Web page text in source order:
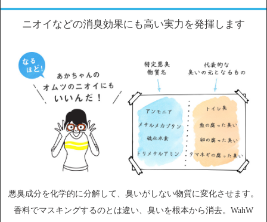
ニオイなどの消臭効果にも高い実力を発揮します
悪臭成分を化学的に分解して、臭いがしない物質に変化させます。
香料でマスキングするのとは違い、臭いを根本から消去。WahW